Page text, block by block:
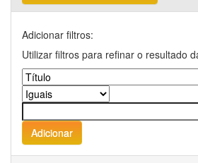
Adicionar filtros:
Utilizar filtros para refinar o resultado